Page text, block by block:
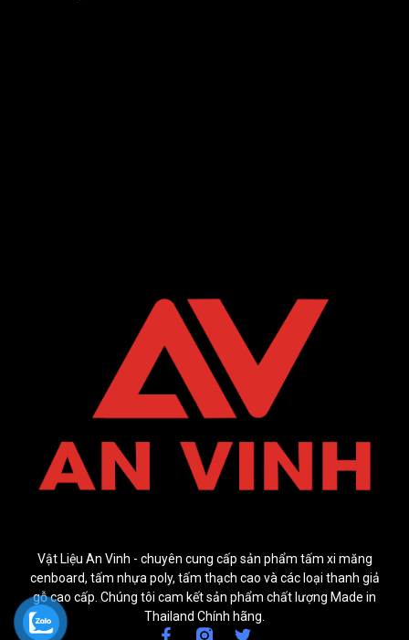
Vật Liệu An Vinh - chuyên cung cấp sản phẩm tấm xi măng
cenboard, tấm nhựa poly, tấm thạch cao và các loại thanh giả
gỗ cao cấp. Chúng tôi cam kết sản phẩm chất lượng Made in
Thailand Chính hãng.